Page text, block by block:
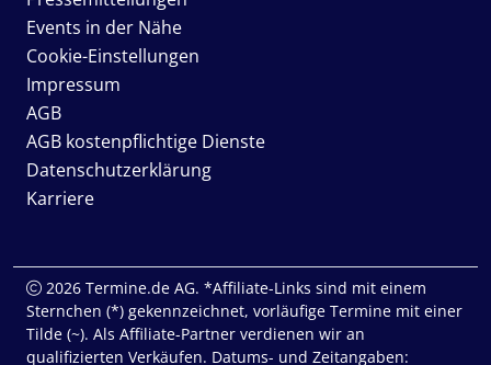
Events in der Nähe
Cookie-Einstellungen
Impressum
AGB
AGB kostenpflichtige Dienste
Datenschutzerklärung
Karriere
2026 Termine.de AG. *Affiliate-Links sind mit einem
Sternchen (*) gekennzeichnet, vorläufige Termine mit einer
Tilde (~). Als Affiliate-Partner verdienen wir an
qualifizierten Verkäufen. Datums- und Zeitangaben: